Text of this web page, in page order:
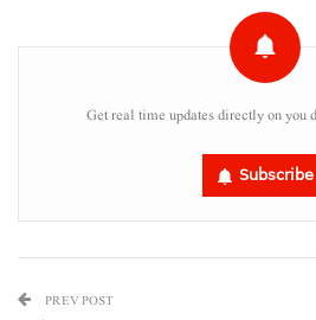
Get real time updates directly on you
Subscribe
PREV POST